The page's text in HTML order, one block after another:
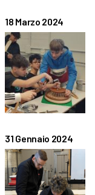
18 Marzo 2024
31 Gennaio 2024